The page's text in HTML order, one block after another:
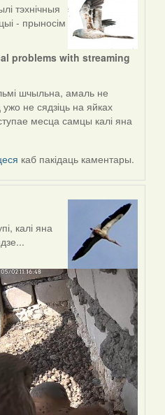
тэхнічныя
- прыносім
problems with streaming
шчыльна, амаль не
не сядзіць на яйках
месца самцы калі яна
каб пакідаць каментары.
калі яна